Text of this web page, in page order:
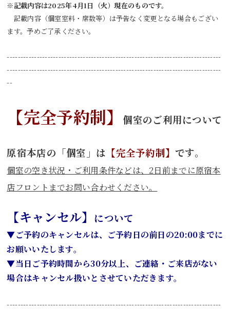
※記載内容は2025年4月1日（火）現在のものです。
記載内容（個室室料・席数等）は予告なく変更となる場合もござい
ます。予めご了承ください。
-------------------------------------------------------------------------------
-------------------------------------------------------------------------------
--
【完全予約制】 個室のご利用について
原宿本店の「個室」は 【完全予約制】 です。
個室の空き状況・ご利用条件などは、2日前までに原宿本
店フロントまでお問い合わせください。
【キャンセル】 について
▼ご予約のキャンセルは、ご予約日の前日の20:00までに
お願いいたします。
▼当日ご予約時間から30分以上、ご連絡・ご来店がない
場合はキャンセル扱いとさせていただきます。
-------------------------------------------------------------------------------